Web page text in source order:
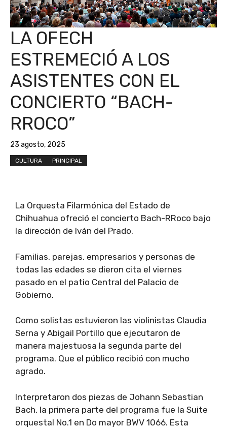
LA OFECH
ESTREMECIÓ A LOS
ASISTENTES CON EL
CONCIERTO “BACH-
RROCO”
23 agosto, 2025
CULTURA PRINCIPAL
La Orquesta Filarmónica del Estado de
Chihuahua ofreció el concierto Bach-RRoco bajo
la dirección de Iván del Prado.
Familias, parejas, empresarios y personas de
todas las edades se dieron cita el viernes
pasado en el patio Central del Palacio de
Gobierno.
Como solistas estuvieron las violinistas Claudia
Serna y Abigail Portillo que ejecutaron de
manera majestuosa la segunda parte del
programa. Que el público recibió con mucho
agrado.
Interpretaron dos piezas de Johann Sebastian
Bach, la primera parte del programa fue la Suite
orquestal No.1 en Do mayor BWV 1066. Esta